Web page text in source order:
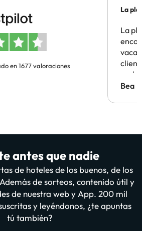
en 1677 valoraciones
La
La
Bea
antes que nadie
de hoteles de los buenos, de los
de sorteos, contenido útil y
de nuestra web y App. 200 mil
y leyéndonos, ¿te apuntas
tú también?